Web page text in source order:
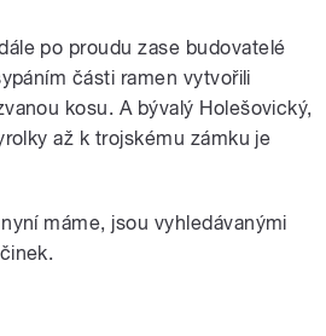
po proudu zase budovatelé
části ramen vytvořili
kosu. A bývalý Holešovický,
až k trojskému zámku je
máme, jsou vyhledávanými